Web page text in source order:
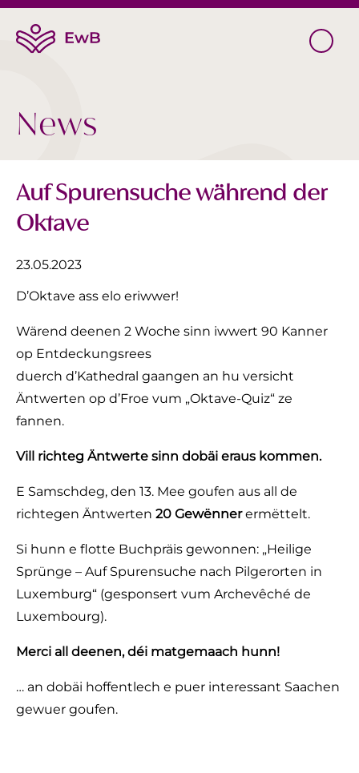
News
Auf Spurensuche während der
Oktave
23.05.2023
D’Oktave ass elo eriwwer!
Wärend deenen 2 Woche sinn iwwert 90 Kanner
op Entdeckungsrees
duerch d’Kathedral gaangen an hu versicht
Äntwerten op d’Froe vum „Oktave-Quiz“ ze
fannen.
Vill richteg Äntwerte sinn dobäi eraus kommen.
E Samschdeg, den 13. Mee goufen aus all de
richtegen Äntwerten 20 Gewënner ermëttelt.
Si hunn e flotte Buchpräis gewonnen: „Heilige
Sprünge – Auf Spurensuche nach Pilgerorten in
Luxemburg“ (gesponsert vum Archevêché de
Luxembourg).
Merci all deenen,déi matgemaach hunn!
… an dobäi hoffentlech e puer interessant Saachen
gewuer goufen.